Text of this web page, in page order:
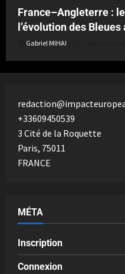
France–Angleterre :
l’évolution des
Gabriel MIHAI
+33609450539
3 Cité de la Roquette
Paris, 75011
FRANCE
MÉTA
Inscription
Connexion